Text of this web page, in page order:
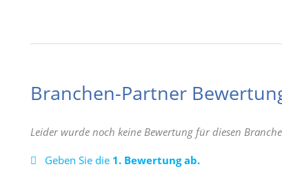
Branchen-Partner
Leider wurde noch keine Bewertung für diesen
Geben Sie die 1. Bewertung ab.